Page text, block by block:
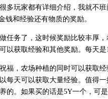
多玩家都有详细介绍，我就不
钱和经验还有物质的奖励。
务了，这时候奖励比较丰厚，
以获取经验和其他奖励。每天是
，农场种植的同时可以获取经
每天可以获取大量经验。值得
的。如果买的话是5Y一个，可